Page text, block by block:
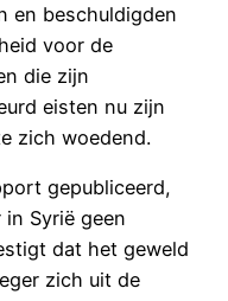
en beschuldigden
voor de
die zijn
eisten nu zijn
zich woedend.
gepubliceerd,
Syrië geen
dat het geweld
zich uit de